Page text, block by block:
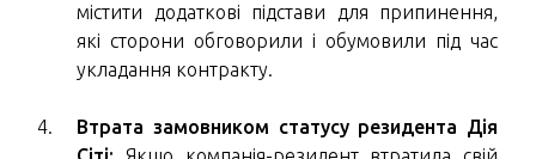
містити додаткові підстави для припинення,
які сторони обговорили і обумовили під час
укладання контракту.
Втрата замовником статусу резидента Дія